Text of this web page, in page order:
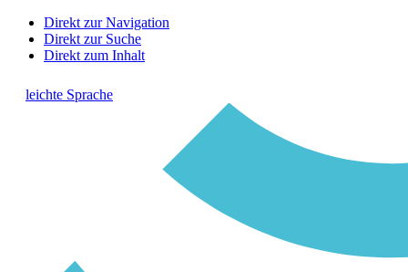
Direkt zur Navigation
Direkt zur Suche
Direkt zum Inhalt
leichte Sprache